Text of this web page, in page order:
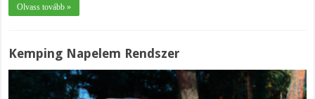
Olvass tovább »
Kemping Napelem Rendszer